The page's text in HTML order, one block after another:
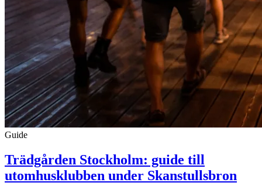
Guide
Trädgården Stockholm: guide till
utomhusklubben under Skanstullsbron